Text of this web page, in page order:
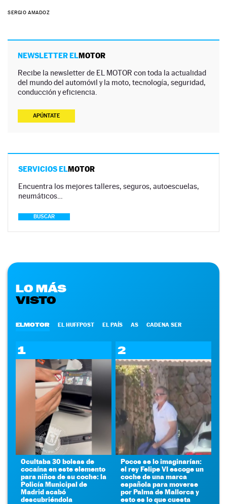
SERGIO AMADOZ
NEWSLETTER ELMOTOR
Recibe la newsletter de EL MOTOR con toda la actualidad
del mundo del automóvil y la moto, tecnología, seguridad,
conducción y eficiencia.
APÚNTATE
SERVICIOS ELMOTOR
Encuentra los mejores talleres, seguros, autoescuelas,
neumáticos…
BUSCAR
LO MÁS
VISTO
ELMOTOR EL HUFFPOST EL PAÍS AS CADENA SER
1
Ocultaba 30 bolsas de
cocaína en este elemento
para niños de su coche: la
Policía Municipal de
Madrid acabó
descubriéndola
2
Pocos se lo imaginarían:
el rey Felipe VI escoge un
coche de una marca
española para moverse
por Palma de Mallorca y
esto es lo que cuesta